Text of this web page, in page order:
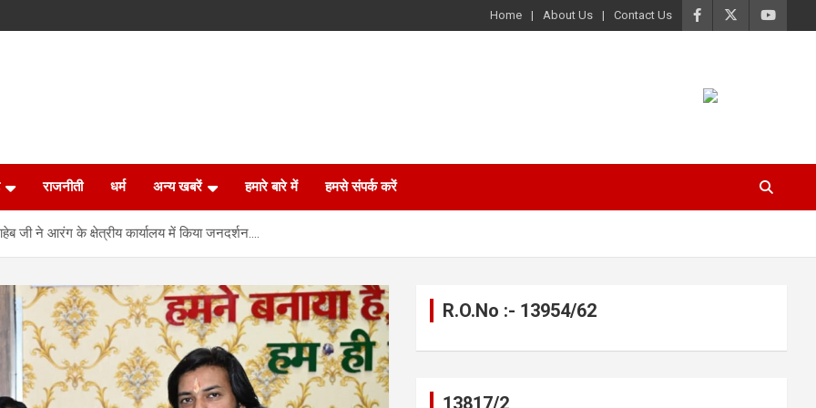
Home About Us Contact Us
राजनीती धर्म अन्य खबरें हमारे बारे में हमसे संपर्क करें
जी ने आरंग के क्षेत्रीय कार्यालय में किया जनदर्शन….
R.O.No :- 13954/62
13817/2